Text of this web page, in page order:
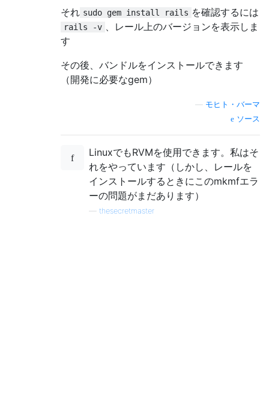
それ sudo gem install rails を確認するには
rails -v
、レール上のバージョンを表示しま
す
その後、バンドルをインストールできます
（開発に必要なgem）
モヒト・バーマ
ソース
LinuxでもRVMを使用できます。私はそ
れをやっています（しかし、レールを
インストールするときにこのmkmfエラ
ーの問題がまだあります）
thesecretmaster